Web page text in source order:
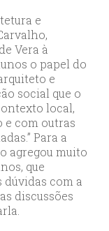
e
Vera à
o papel do
e
social que o
local,
com outras
Para a
agregou muito
que
com a
discussões